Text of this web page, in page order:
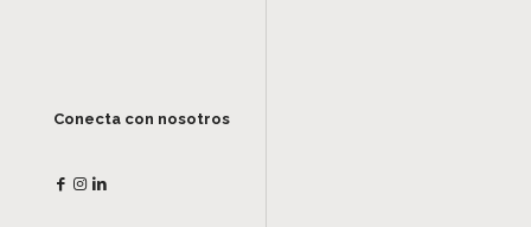
Conecta con nosotros